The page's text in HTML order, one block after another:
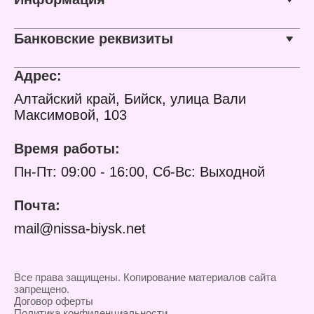
Банковские реквизиты
Адрес:
Алтайский край, Бийск, улица Вали
Максимовой, 103
Время работы:
Пн-Пт: 09:00 - 16:00, Сб-Вс: Выходной
Почта:
mail@nissa-biysk.net
Все права защищены. Копирование материалов сайта
запрещено.
Договор оферты